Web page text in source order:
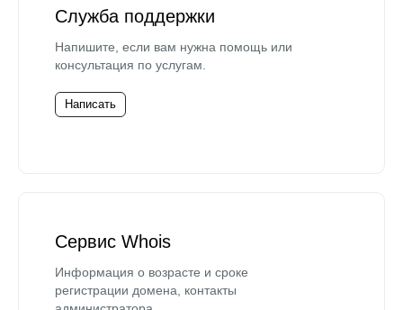
Служба поддержки
Напишите, если вам нужна помощь или
консультация по услугам.
Написать
Сервис Whois
Информация о возрасте и сроке
регистрации домена, контакты